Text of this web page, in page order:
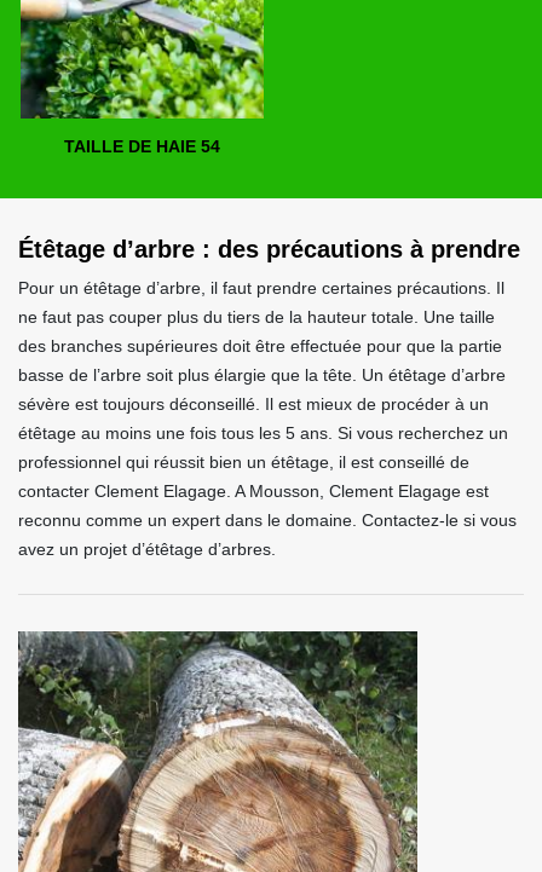
TAILLE DE HAIE 54
Étêtage d’arbre : des précautions à prendre
Pour un étêtage d’arbre, il faut prendre certaines précautions. Il
ne faut pas couper plus du tiers de la hauteur totale. Une taille
des branches supérieures doit être effectuée pour que la partie
basse de l’arbre soit plus élargie que la tête. Un étêtage d’arbre
sévère est toujours déconseillé. Il est mieux de procéder à un
étêtage au moins une fois tous les 5 ans. Si vous recherchez un
professionnel qui réussit bien un étêtage, il est conseillé de
contacter Clement Elagage. A Mousson, Clement Elagage est
reconnu comme un expert dans le domaine. Contactez-le si vous
avez un projet d’étêtage d’arbres.